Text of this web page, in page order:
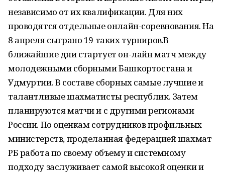
независимо от их квалификации. Для них
проводятся отдельные онлайн-соревнования. На
8 апреля сыграно 19 таких турниров.В
ближайшие дни стартует он-лайн матч между
молодежными сборными Башкортостана и
Удмуртии. В составе сборных самые лучшие и
талантливые шахматисты республик. Затем
планируются матчи и с другими регионами
России. По оценкам сотрудников профильных
министерств, проделанная федерацией шахмат
РБ работа по своему объему и системному
подходу заслуживает самой высокой оценки и